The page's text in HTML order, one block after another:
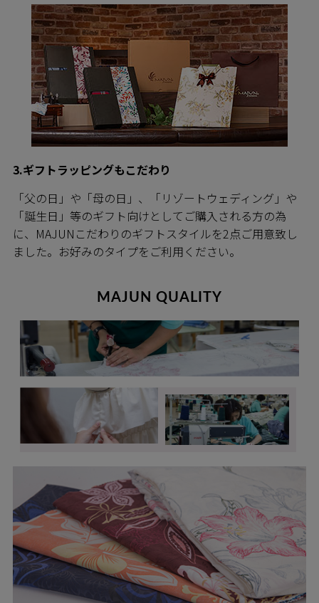
3.ギフトラッピングもこだわり
「父の日」や「母の日」、「リゾートウェディング」や
「誕生日」等のギフト向けとしてご購入される方の為
に、MAJUNこだわりのギフトスタイルを2点ご用意致し
ました。お好みのタイプをご利用ください。
MAJUN QUALITY